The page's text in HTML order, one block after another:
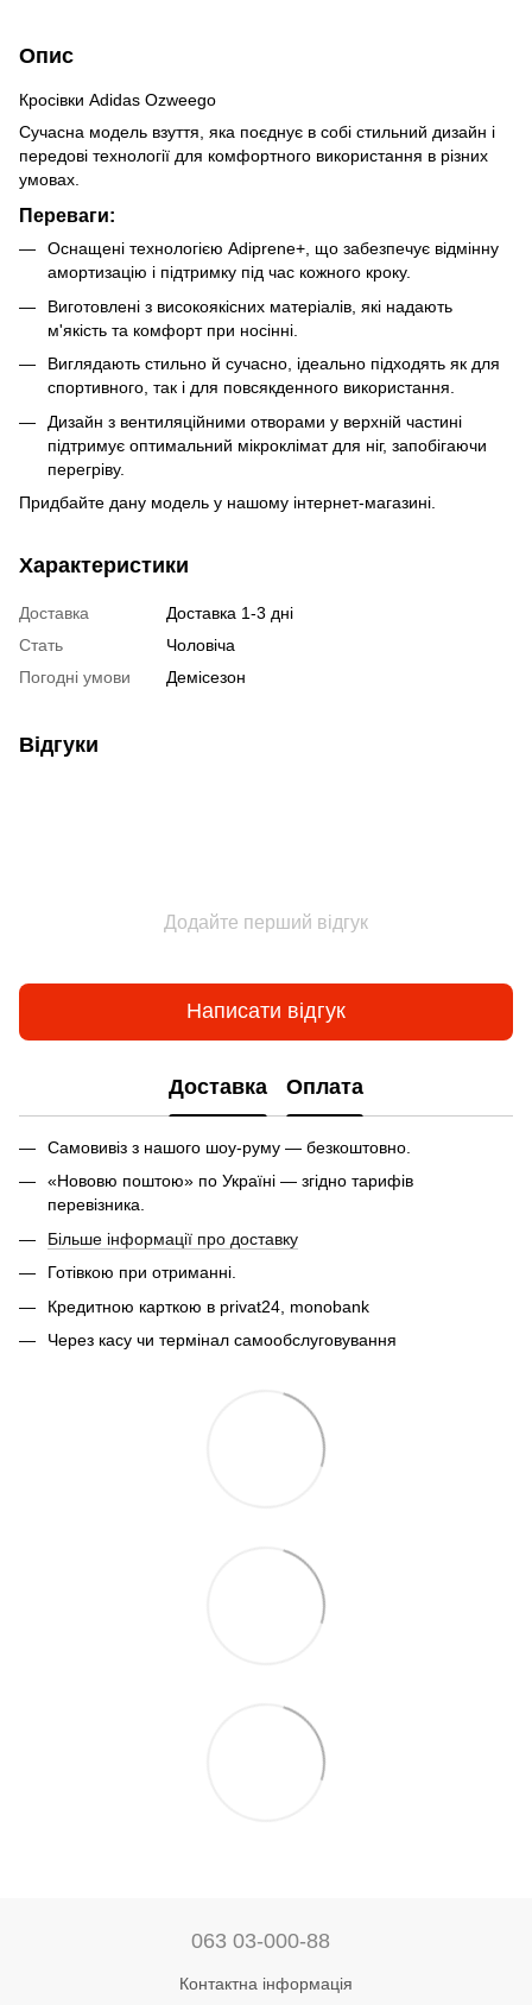
Опис
Кросівки Adidas Ozweego
Сучасна модель взуття, яка поєднує в собі стильний дизайн і
передові технології для комфортного використання в різних
умовах.
Переваги:
Оснащені технологією Adiprene+, що забезпечує відмінну
амортизацію і підтримку під час кожного кроку.
Виготовлені з високоякісних матеріалів, які надають
м'якість та комфорт при носінні.
Виглядають стильно й сучасно, ідеально підходять як для
спортивного, так і для повсякденного використання.
Дизайн з вентиляційними отворами у верхній частині
підтримує оптимальний мікроклімат для ніг, запобігаючи
перегріву.
Придбайте дану модель у нашому інтернет-магазині.
Характеристики
Доставка
Доставка 1-3 дні
Стать
Чоловіча
Погодні умови
Демісезон
Відгуки
Додайте перший відгук
Написати відгук
Доставка Оплата
Самовивіз з нашого шоу-руму — безкоштовно.
«Нововю поштою» по Україні — згідно тарифів
перевізника.
Більше інформації про доставку
Готівкою при отриманні.
Кредитною карткою в privat24, monobank
Через касу чи термінал самообслуговування
063 03-000-88
Контактна інформація